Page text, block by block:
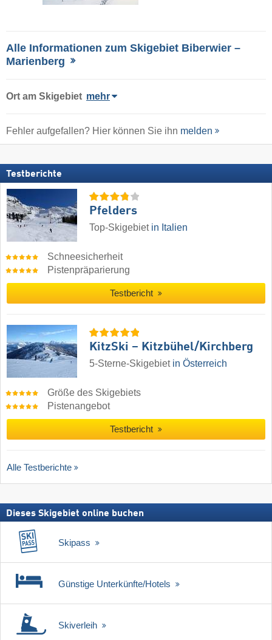
Alle Informationen zum Skigebiet Biberwier –
Marienberg
Ort am Skigebiet mehr
Fehler aufgefallen? Hier können Sie ihn melden
Testberichte
Pfelders
Top-Skigebiet in Italien
Schneesicherheit
Pistenpräparierung
Testbericht
KitzSki – Kitzbühel/​Kirchberg
5-Sterne-Skigebiet in Österreich
Größe des Skigebiets
Pistenangebot
Testbericht
Alle Testberichte
Dieses Skigebiet online buchen
Skipass
Günstige Unterkünfte/Hotels
Skiverleih